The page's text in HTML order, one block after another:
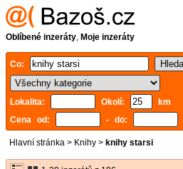
Oblíbené inzeráty, Moje inzeráty
Co:
Lokalita: Okolí:
km
Cena od:
- do:
Hlavní stránka > Knihy > knihy starsi